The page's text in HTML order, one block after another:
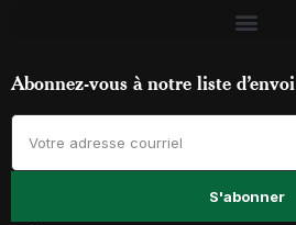
Abonnez-vous à notre liste d’envoi